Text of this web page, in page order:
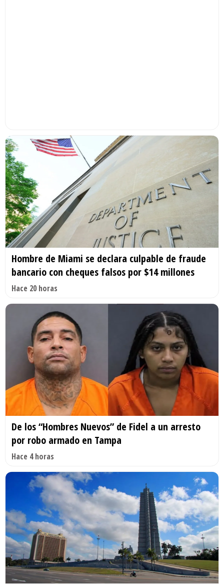
Hombre de Miami se declara culpable de fraude
bancario con cheques falsos por $14 millones
Hace 20 horas
De los “Hombres Nuevos” de Fidel a un arresto
por robo armado en Tampa
Hace 4 horas